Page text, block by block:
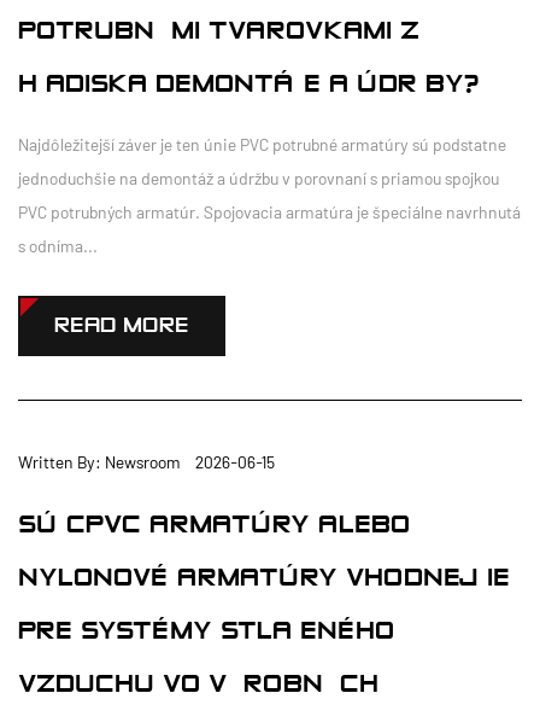
POTRUBNÝMI TVAROVKAMI Z
HĽADISKA DEMONTÁŽE A ÚDRŽBY?
Najdôležitejší záver je ten únie PVC potrubné armatúry sú podstatne
jednoduchšie na demontáž a údržbu v porovnaní s priamou spojkou
PVC potrubných armatúr. Spojovacia armatúra je špeciálne navrhnutá
s odníma...
READ MORE
Written By: Newsroom 2026-06-15
SÚ CPVC ARMATÚRY ALEBO
NYLONOVÉ ARMATÚRY VHODNEJŠIE
PRE SYSTÉMY STLAČENÉHO
VZDUCHU VO VÝROBNÝCH